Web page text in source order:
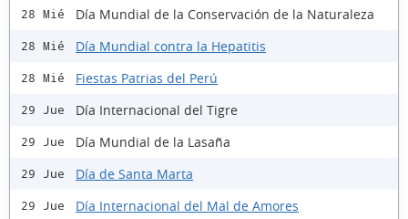
28 Mié Día Mundial de la Conservación de la Naturaleza
28 Mié Día Mundial contra la Hepatitis
28 Mié Fiestas Patrias del Perú
29 Jue Día Internacional del Tigre
29 Jue Día Mundial de la Lasaña
29 Jue Día de Santa Marta
29 Jue Día Internacional del Mal de Amores